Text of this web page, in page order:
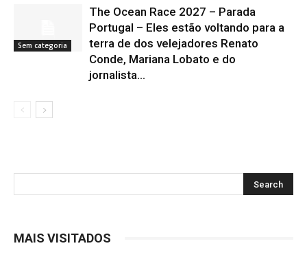
Sem categoria
The Ocean Race 2027 – Parada
Portugal – Eles estão voltando para a
terra de dos velejadores Renato
Conde, Mariana Lobato e do
jornalista...
MAIS VISITADOS